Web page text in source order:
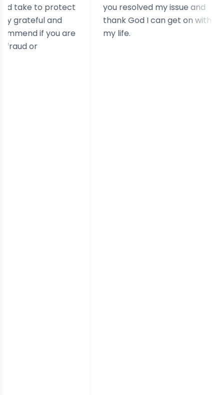
protect
and
you are
you resolved my issue and
thank God I can get on with
my life.